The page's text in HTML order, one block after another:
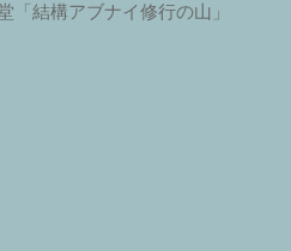
「結構アブナイ修行の山」